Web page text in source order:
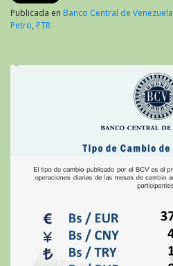
Publicada en Banco Central de Venezuela
Petro, PTR